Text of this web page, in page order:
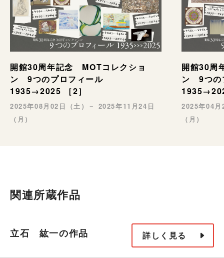
開館30周年記念 MOTコレクショ
ン 9つのプロフィール
1935→2025 ［2］
2025年08月02日（土）－ 2025年11月24日
（月）
開館30周
ン 9つ
2025年04
（月）
関連所蔵作品
立石 紘一の作品 詳しく見る